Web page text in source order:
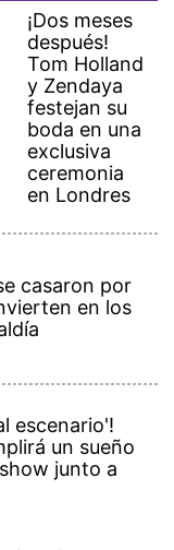
¡Dos meses
después!
Tom Holland
y Zendaya
festejan su
boda en una
exclusiva
ceremonia
en Londres
casaron por
en los
escenario'!
un sueño
junto a